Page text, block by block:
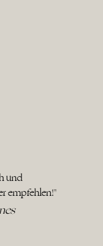
und
empfehlen!"